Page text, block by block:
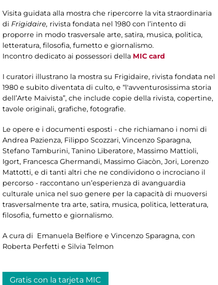
Visita guidata alla mostra che ripercorre la vita straordinaria
di Frigidaire, rivista fondata nel 1980 con l’intento di
proporre in modo trasversale arte, satira, musica, politica,
letteratura, filosofia, fumetto e giornalismo.
Incontro dedicato ai possessori della MIC card
I curatori illustrano la mostra su Frigidaire, rivista fondata nel
1980 e subito diventata di culto, e “l'avventurosissima storia
dell’Arte Maivista”, che include copie della rivista, copertine,
tavole originali, grafiche, fotografie.
Le opere e i documenti esposti - che richiamano i nomi di
Andrea Pazienza, Filippo Scozzari, Vincenzo Sparagna,
Stefano Tamburini, Tanino Liberatore, Massimo Mattioli,
Igort, Francesca Ghermandi, Massimo Giacòn, Jori, Lorenzo
Mattotti, e di tanti altri che ne condividono o incrociano il
percorso - raccontano un’esperienza di avanguardia
culturale unica nel suo genere per la capacità di muoversi
trasversalmente tra arte, satira, musica, politica, letteratura,
filosofia, fumetto e giornalismo.
A cura di Emanuela Belfiore e Vincenzo Sparagna, con
Roberta Perfetti e Silvia Telmon
Gratis con la tarjeta MIC